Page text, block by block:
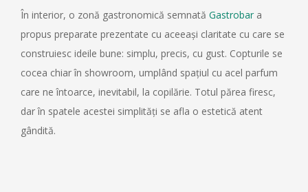
În interior, o zonă gastronomică semnată Gastrobar a
propus preparate prezentate cu aceeași claritate cu care se
construiesc ideile bune: simplu, precis, cu gust. Copturile se
cocea chiar în showroom, umplând spațiul cu acel parfum
care ne întoarce, inevitabil, la copilărie. Totul părea firesc,
dar în spatele acestei simplități se afla o estetică atent
gândită.